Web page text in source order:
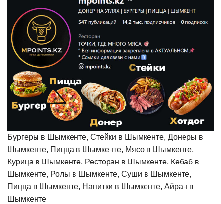
Бургеры в Шымкенте, Стейки в Шымкенте, Донеры в
Шымкенте, Пицца в Шымкенте, Мясо в Шымкенте,
Курица в Шымкенте, Ресторан в Шымкенте, Кебаб в
Шымкенте, Ролы в Шымкенте, Суши в Шымкенте,
Пицца в Шымкенте, Напитки в Шымкенте, Айран в
Шымкенте